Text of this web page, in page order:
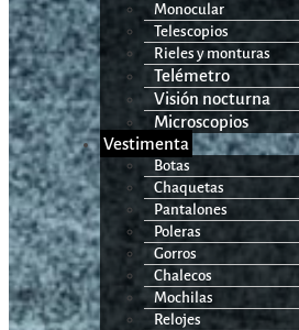
Monocular
Telescopios
Rieles y monturas
Telémetro
Visión nocturna
Microscopios
Vestimenta
Botas
Chaquetas
Pantalones
Poleras
Gorros
Chalecos
Mochilas
Relojes